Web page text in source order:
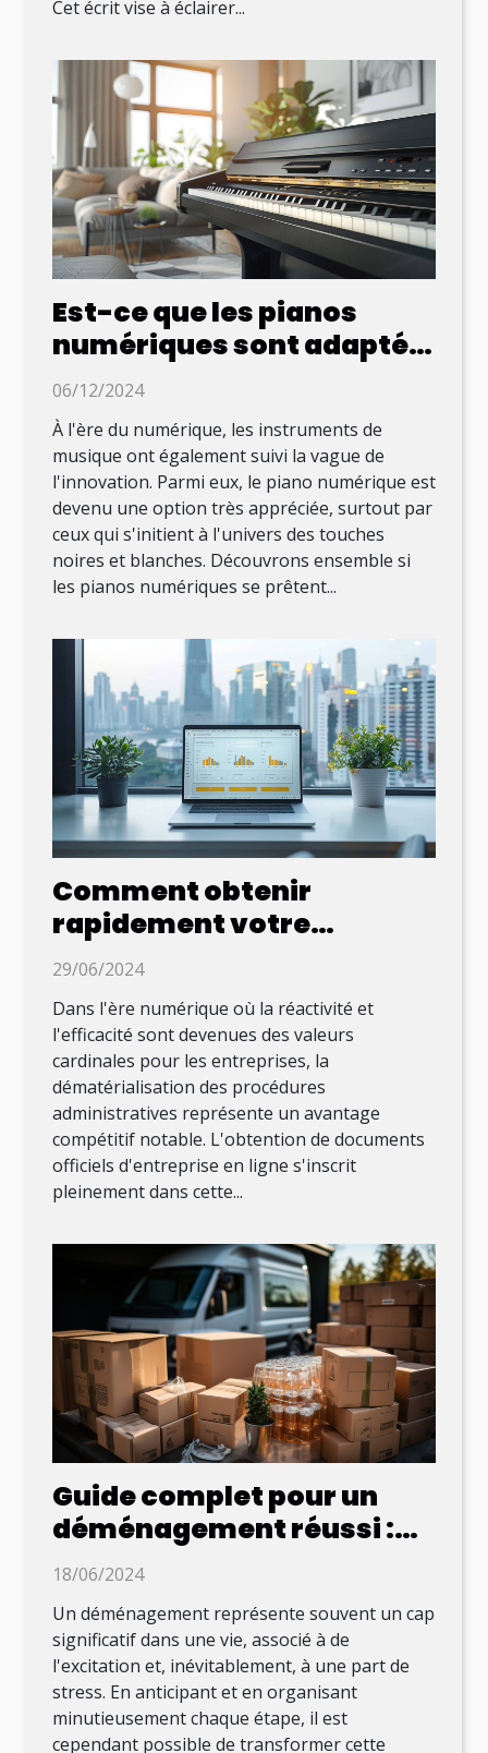
Cet écrit vise à éclairer...
Est-ce que les pianos
numériques sont adaptés
aux débutants ?
06/12/2024
À l'ère du numérique, les instruments de
musique ont également suivi la vague de
l'innovation. Parmi eux, le piano numérique est
devenu une option très appréciée, surtout par
ceux qui s'initient à l'univers des touches
noires et blanches. Découvrons ensemble si
les pianos numériques se prêtent...
Comment obtenir
rapidement votre
document officiel
29/06/2024
Dans l'ère numérique où la réactivité et
l'efficacité sont devenues des valeurs
cardinales pour les entreprises, la
dématérialisation des procédures
administratives représente un avantage
compétitif notable. L'obtention de documents
officiels d'entreprise en ligne s'inscrit
pleinement dans cette...
Guide complet pour un
déménagement réussi :
conseils pratiques et
18/06/2024
Un déménagement représente souvent un cap
significatif dans une vie, associé à de
l'excitation et, inévitablement, à une part de
stress. En anticipant et en organisant
minutieusement chaque étape, il est
cependant possible de transformer cette